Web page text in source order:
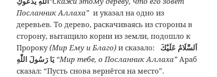
Посланник Аллаха” и указал на одно из
деревьев. То дерево, раскачиваясь из стороны в
сторону, вытащило корни из земли, подошло к
Пророку(Мир Ему и Благо) и сказало:
اَلسَّلَامُ عَلَيْكَ
يَا رَسُولَ اللّٰهِ “Мир тебе, о Посланник Аллаха” Араб
сказал: “Пусть снова вернётся на место”.